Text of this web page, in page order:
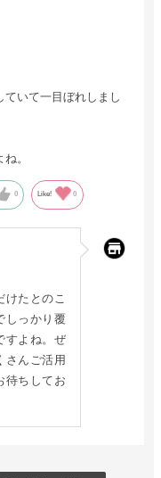
いて一目ぼれしまし
。
0 Like! 0
けたとのこ
しっかり覆
すよね。ぜ
さんご活用
待ちしてお